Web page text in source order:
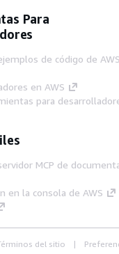
Para
de código de AWS
en AWS
para
MCP de
en la consola de AWS
del sitio